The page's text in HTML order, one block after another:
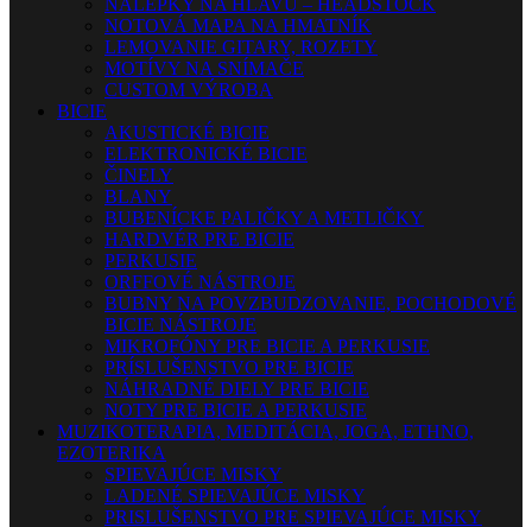
NÁLEPKY NA HLAVU – HEADSTOCK
NOTOVÁ MAPA NA HMATNÍK
LEMOVANIE GITARY, ROZETY
MOTÍVY NA SNÍMAČE
CUSTOM VÝROBA
BICIE
AKUSTICKÉ BICIE
ELEKTRONICKÉ BICIE
ČINELY
BLANY
BUBENÍCKE PALIČKY A METLIČKY
HARDVÉR PRE BICIE
PERKUSIE
ORFFOVÉ NÁSTROJE
BUBNY NA POVZBUDZOVANIE, POCHODOVÉ
BICIE NÁSTROJE
MIKROFÓNY PRE BICIE A PERKUSIE
PRÍSLUŠENSTVO PRE BICIE
NÁHRADNÉ DIELY PRE BICIE
NOTY PRE BICIE A PERKUSIE
MUZIKOTERAPIA, MEDITÁCIA, JOGA, ETHNO,
EZOTERIKA
SPIEVAJÚCE MISKY
LADENÉ SPIEVAJÚCE MISKY
PRISLUŠENSTVO PRE SPIEVAJÚCE MISKY